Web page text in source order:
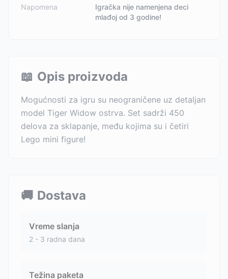
Napomena
Igračka nije namenjena deci
mlađoj od 3 godine!
📖 Opis proizvoda
Mogućnosti za igru su neograničene uz detaljan
model Tiger Widow ostrva. Set sadrži 450
delova za sklapanje, među kojima su i četiri
Lego mini figure!
🚚 Dostava
Vreme slanja
2 - 3 radna dana
Težina paketa